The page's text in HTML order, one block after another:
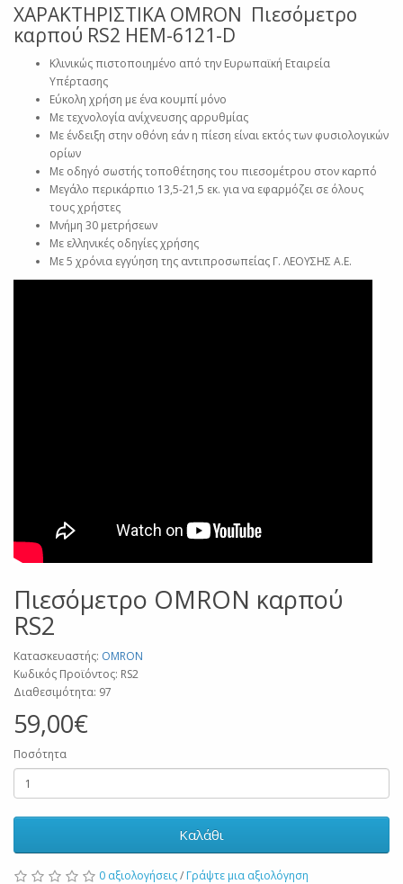
ΧΑΡΑΚΤΗΡΙΣΤΙΚΑ OMRON Πιεσόμετρο
καρπού RS2 HEM-6121-D
Κλινικώς πιστοποιημένο από την Ευρωπαϊκή Εταιρεία
Υπέρτασης
Εύκολη χρήση με ένα κουμπί μόνο
Με τεχνολογία ανίχνευσης αρρυθμίας
Με ένδειξη στην οθόνη εάν η πίεση είναι εκτός των φυσιολογικών
ορίων
Με οδηγό σωστής τοποθέτησης του πιεσομέτρου στον καρπό
Μεγάλο περικάρπιο 13,5-21,5 εκ. για να εφαρμόζει σε όλους
τους χρήστες
Μνήμη 30 μετρήσεων
Με ελληνικές οδηγίες χρήσης
Με 5 χρόνια εγγύηση της αντιπροσωπείας Γ. ΛΕΟΥΣΗΣ Α.Ε.
Πιεσόμετρο OMRON καρπού
RS2
Κατασκευαστής: OMRON
Κωδικός Προϊόντος: RS2
Διαθεσιμότητα: 97
59,00€
Ποσότητα
Καλάθι
0 αξιολογήσεις/ Γράψτε μια αξιολόγηση